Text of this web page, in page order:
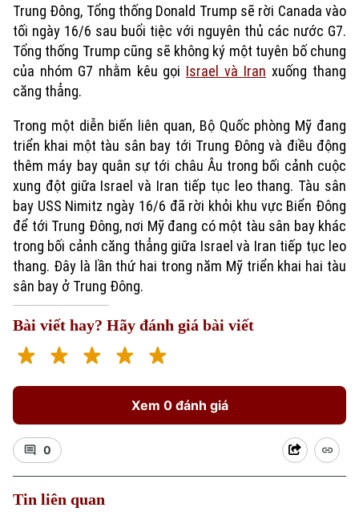
Trung Đông, Tổng thống Donald Trump sẽ rời Canada vào
tối ngày 16/6 sau buổi tiệc với nguyên thủ các nước G7.
Tổng thống Trump cũng sẽ không ký một tuyên bố chung
của nhóm G7 nhằm kêu gọi Israel và Iran xuống thang
căng thẳng.
Trong một diễn biến liên quan, Bộ Quốc phòng Mỹ đang
triển khai một tàu sân bay tới Trung Đông và điều động
thêm máy bay quân sự tới châu Âu trong bối cảnh cuộc
xung đột giữa Israel và Iran tiếp tục leo thang. Tàu sân
bay USS Nimitz ngày 16/6 đã rời khỏi khu vực Biển Đông
để tới Trung Đông, nơi Mỹ đang có một tàu sân bay khác
trong bối cảnh căng thẳng giữa Israel và Iran tiếp tục leo
thang. Đây là lần thứ hai trong năm Mỹ triển khai hai tàu
sân bay ở Trung Đông.
Bài viết hay? Hãy đánh giá bài viết
Xem 0 đánh giá
0
Tin liên quan